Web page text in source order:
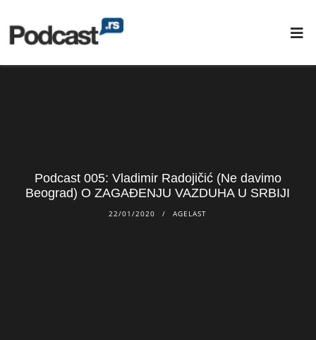
Podcast 005: Vladimir Radojičić (Ne davimo
Beograd) O ZAGAĐENJU VAZDUHA U SRBIJI
22/01/2020 AGELAST